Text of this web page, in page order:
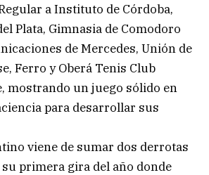
a Instituto de Córdoba,
Plata, Gimnasia de Comodoro
de Mercedes, Unión de
Ferro y Oberá Tenis Club
mostrando un juego sólido en
para desarrollar sus
viene de sumar dos derrotas
primera gira del año donde